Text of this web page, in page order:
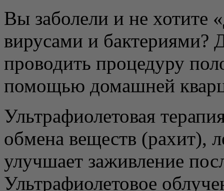
Вы заболели и не
вирусами и бактериями?
проводить процедуру
помощью домашней
Ультрафиолетовая
обмена веществ (рахит),
улучшает заживление
Ультрафиолетовое